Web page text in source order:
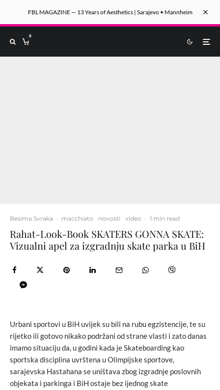
FBL MAGAZINE — 13 Years of Aesthetics | Sarajevo • Mannheim
0
Besima Svraka · macchiato novosti video · 1 min read
Rahat-Look-Book SKATERS GONNA SKATE:
Vizualni apel za izgradnju skate parka u BiH
Urbani sportovi u BiH uvijek su bili na rubu egzistencije, te su
rijetko ili gotovo nikako podržani od strane vlasti i zato danas
imamo situaciju da, u godini kada je Skateboarding kao
sportska disciplina uvrštena u Olimpijske sportove,
sarajevska Hastahana se uništava zbog izgradnje poslovnih
objekata i parkinga i BiH ostaje bez ijednog skate